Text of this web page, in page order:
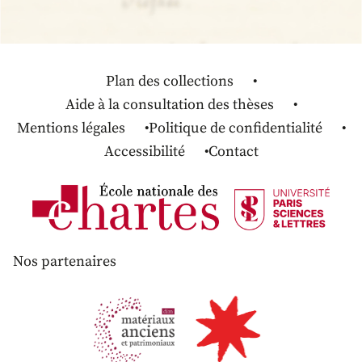
Plan des collections
Aide à la consultation des thèses
Mentions légales
Politique de confidentialité
Accessibilité
Contact
Nos partenaires